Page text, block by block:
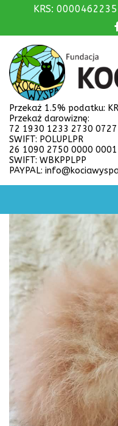
KRS:
Przekaż 1.5% podatku:
Przekaż darowiznę:
72 1930 1233 2730
SWIFT: POLUPLPR
26 1090 2750 0000
SWIFT: WBKPPLPP
PAYPAL: